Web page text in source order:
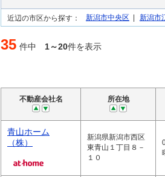
近辺の市区から探す： 新潟市中央区 | 新潟市
35 件中 1～20件を表示
不動産会社名 所在地
青山ホーム
（株）
新潟県新潟市西区
東青山１丁目８－
１０